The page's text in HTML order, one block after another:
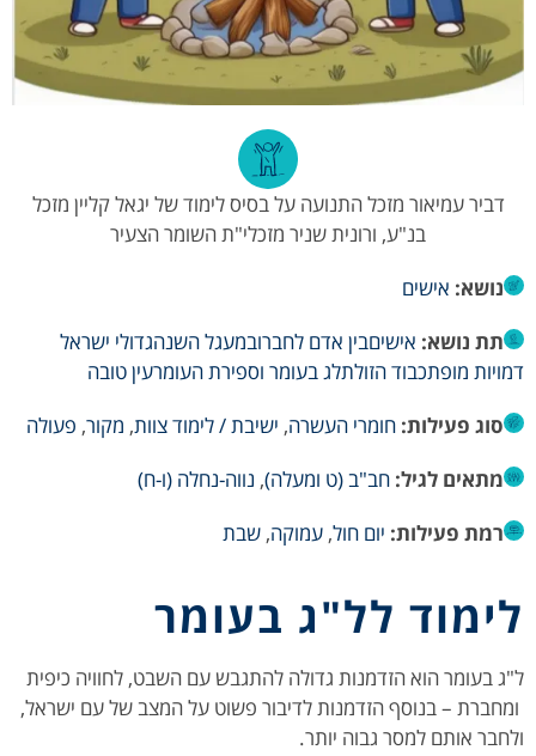
דביר עמיאור מזכל התנועה על בסיס לימוד של יגאל קליין מזכל
בנ"ע, ורונית שניר מזכלי"ת השומר הצעיר
נושא: אישים
תת נושא: אישיםבין אדם לחברובמעגל השנהגדולי ישראל
דמויות מופתכבוד הזולתלג בעומר וספירת העומרעין טובה
סוג פעילות: חומרי העשרה, ישיבת / לימוד צוות, מקור, פעולה
מתאים לגיל: חב"ב (ט ומעלה), נווה-נחלה (ו-ח)
רמת פעילות: יום חול, עמוקה, שבת
לימוד לל"ג בעומר
ל"ג בעומר הוא הזדמנות גדולה להתגבש עם השבט, לחוויה כיפית
ומחברת – בנוסף הזדמנות לדיבור פשוט על המצב של עם ישראל,
ולחבר אותם למסר גבוה יותר.